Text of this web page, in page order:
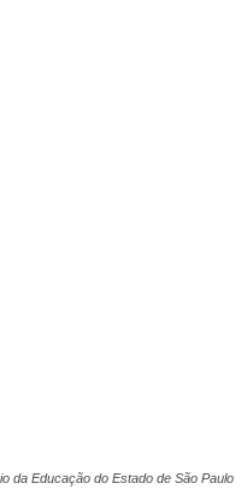
da Educação do Estado de São Paulo